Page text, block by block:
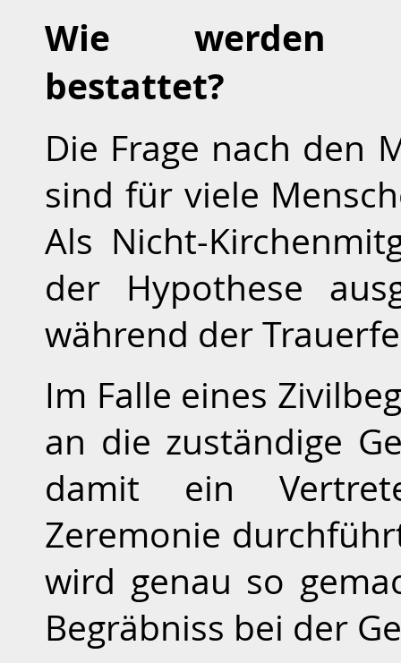
Wie werden
bestattet?
Die Frage nach den
sind für viele
Als Nicht-
der Hypothese
während der
Im Falle eines
an die zuständige
damit ein
Zeremonie
wird genau so
Begräbniss bei der